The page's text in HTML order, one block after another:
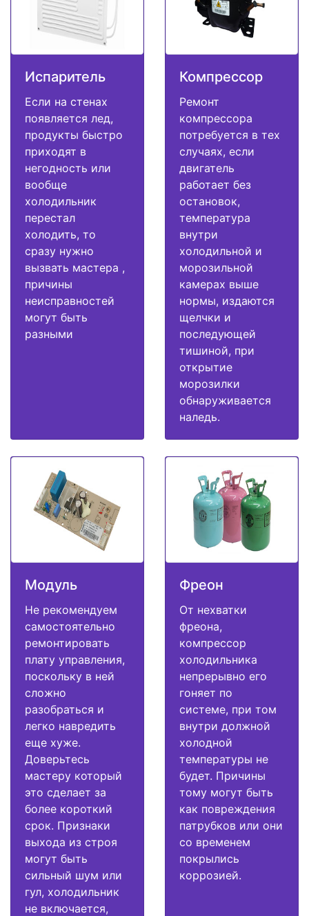
Испаритель
Если на стенах
появляется лед,
продукты быстро
приходят в
негодность или
вообще
холодильник
перестал
холодить, то
сразу нужно
вызвать мастера ,
причины
неисправностей
могут быть
разными
Компрессор
Ремонт
компрессора
потребуется в тех
случаях, если
двигатель
работает без
остановок,
температура
внутри
холодильной и
морозильной
камерах выше
нормы, издаются
щелчки и
последующей
тишиной, при
открытие
морозилки
обнаруживается
наледь.
Модуль
Не рекомендуем
самостоятельно
ремонтировать
плату управления,
поскольку в ней
сложно
разобраться и
легко навредить
еще хуже.
Доверьтесь
мастеру который
это сделает за
более короткий
срок. Признаки
выхода из строя
могут быть
сильный шум или
гул, холодильник
не включается,
Фреон
От нехватки
фреона,
компрессор
холодильника
непрерывно его
гоняет по
системе, при том
внутри должной
холодной
температуры не
будет. Причины
тому могут быть
как повреждения
патрубков или они
со временем
покрылись
коррозией.